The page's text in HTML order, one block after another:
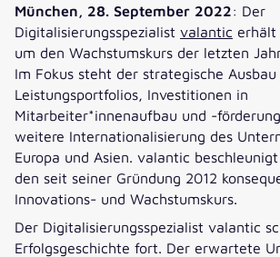
München, 28. September 2022: Der
Digitalisierungsspezialist valantic erhält
um den Wachstumskurs der letzten
Im Fokus steht der strategische Ausbau
Leistungsportfolios, Investitionen in
Mitarbeiter*innenaufbau und -
weitere Internationalisierung des
Europa und Asien. valantic
den seit seiner Gründung 2012
Innovations- und Wachstumskurs.
Der Digitalisierungsspezialist valantic
Erfolgsgeschichte fort. Der erwartete